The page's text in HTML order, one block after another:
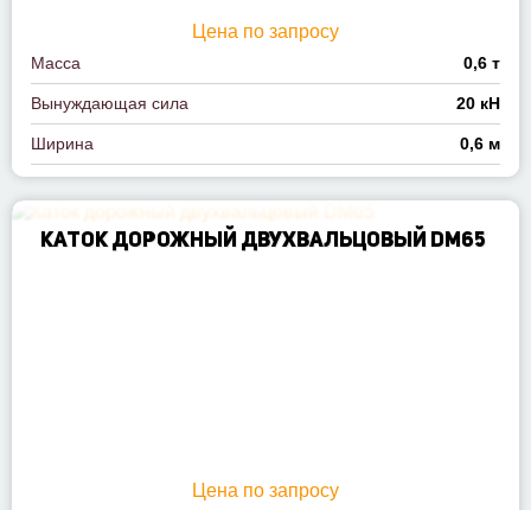
Цена по запросу
Масса 0,6 т
Вынуждающая сила 20 кН
Ширина 0,6 м
КАТОК ДОРОЖНЫЙ ДВУХВАЛЬЦОВЫЙ DM65
Цена по запросу